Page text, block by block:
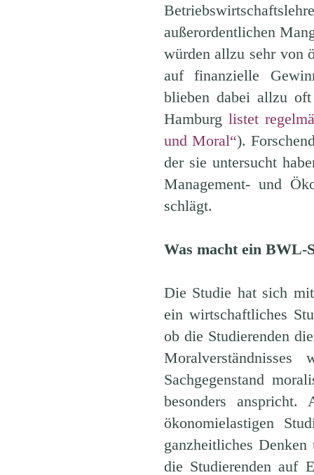
außerordentlichen
würden allzu sehr von
auf finanzielle
blieben dabei allzu
Hamburg listet
und Moral“).
der sie untersucht
Management- und
schlägt.
Was macht ein BWL-
Die Studie hat sich
ein wirtschaftliches
ob die Studierenden
Sachgegenstand
besonders
ökonomielastigen
ganzheitliches
die Studierenden auf